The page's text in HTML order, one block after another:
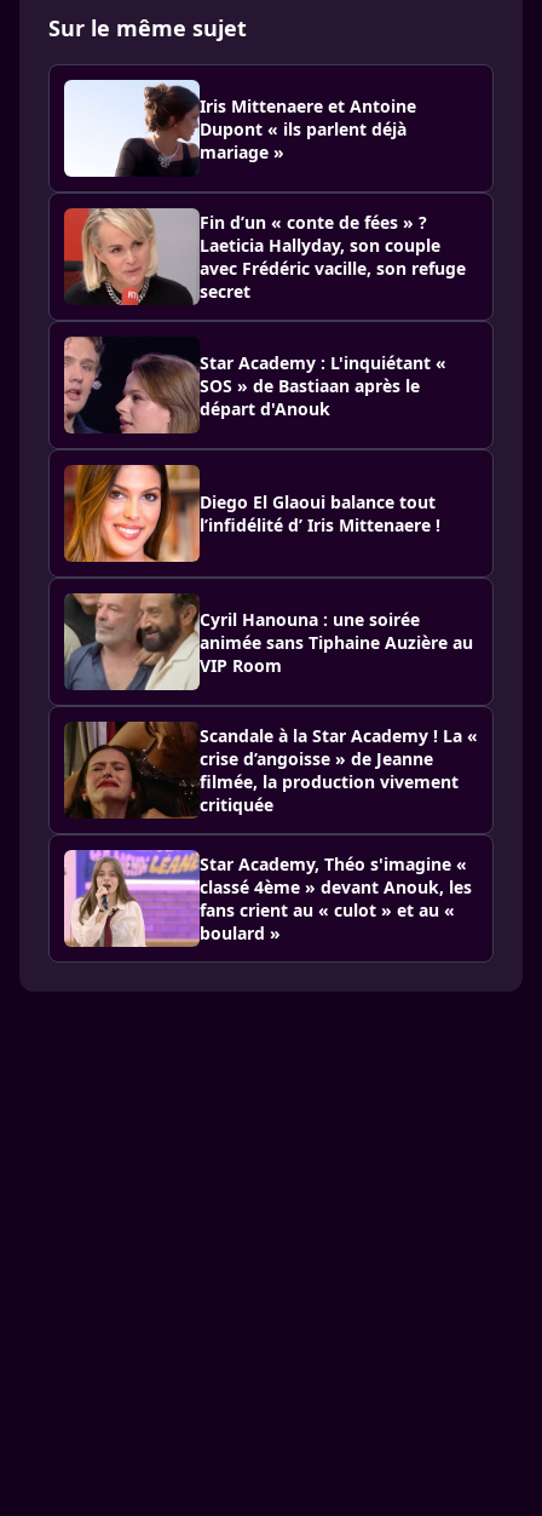
Sur le même sujet
Iris Mittenaere et Antoine
Dupont « ils parlent déjà
mariage »
Fin d’un « conte de fées » ?
Laeticia Hallyday, son couple
avec Frédéric vacille, son refuge
secret
Star Academy : L'inquiétant «
SOS » de Bastiaan après le
départ d'Anouk
Diego El Glaoui balance tout
l’infidélité d’ Iris Mittenaere !
Cyril Hanouna : une soirée
animée sans Tiphaine Auzière au
VIP Room
Scandale à la Star Academy ! La «
crise d’angoisse » de Jeanne
filmée, la production vivement
critiquée
Star Academy, Théo s'imagine «
classé 4ème » devant Anouk, les
fans crient au « culot » et au «
boulard »